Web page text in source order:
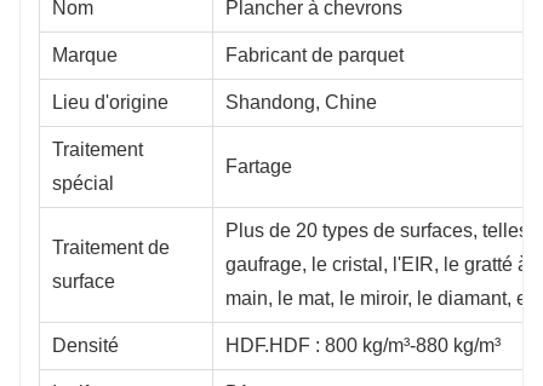
Nom Plancher à chevrons
Marque Fabricant de parquet
Lieu d'origine Shandong, Chine
Traitement
spécial
Fartage
Traitement de
surface
Plus de 20 types de surfaces, telles
gaufrage, le cristal, l'EIR, le gratté à
main, le mat, le miroir, le diamant,
Densité HDF.HDF : 800 kg/m³-880 kg/m³